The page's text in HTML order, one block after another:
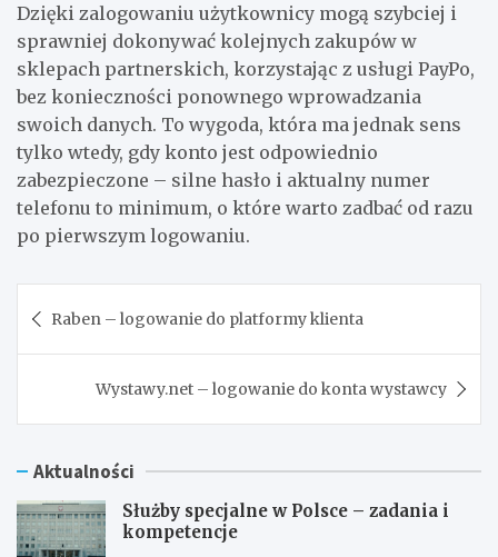
Dzięki zalogowaniu użytkownicy mogą szybciej i
sprawniej dokonywać kolejnych zakupów w
sklepach partnerskich, korzystając z usługi PayPo,
bez konieczności ponownego wprowadzania
swoich danych. To wygoda, która ma jednak sens
tylko wtedy, gdy konto jest odpowiednio
zabezpieczone – silne hasło i aktualny numer
telefonu to minimum, o które warto zadbać od razu
po pierwszym logowaniu.
wpisu
Raben – logowanie do platformy klienta
Wystawy.net – logowanie do konta wystawcy
Aktualności
Służby specjalne w Polsce – zadania i
kompetencje